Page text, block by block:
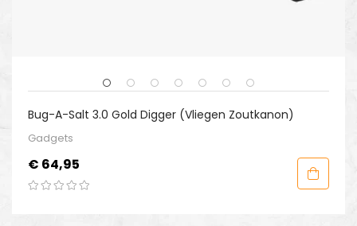
Bug-A-Salt 3.0 Gold Digger (Vliegen Zoutkanon)
Gadgets
Prijs
€ 64,95